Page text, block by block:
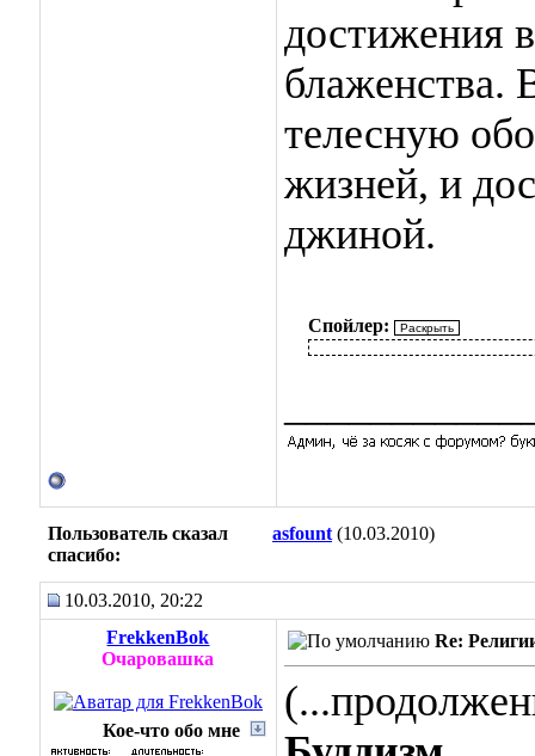
достижения
блаженства.
телесную
жизней, и
джиной.
Спойлер:
Пользователь сказал
cпасибо:
asfount (10.03.2010)
10.03.2010, 20:22
FrekkenBok
Очаровашка
Кое-что обо мне
Re: